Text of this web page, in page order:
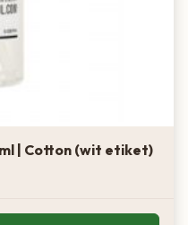
| Cotton (wit etiket)